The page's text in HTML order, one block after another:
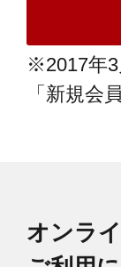
※2017年
「新規会
オンラ